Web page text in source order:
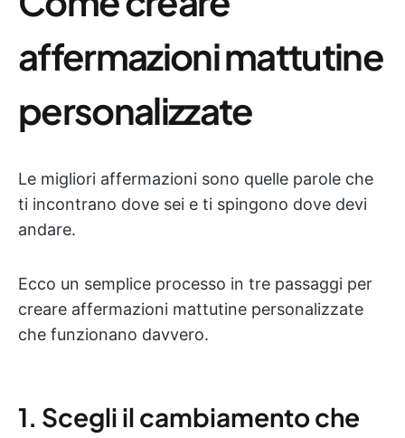
affermazioni mattutine
personalizzate
Le migliori affermazioni sono quelle parole che
ti incontrano dove sei e ti spingono dove devi
andare.
Ecco un semplice processo in tre passaggi per
creare affermazioni mattutine personalizzate
che funzionano davvero.
1. Scegli il cambiamento che